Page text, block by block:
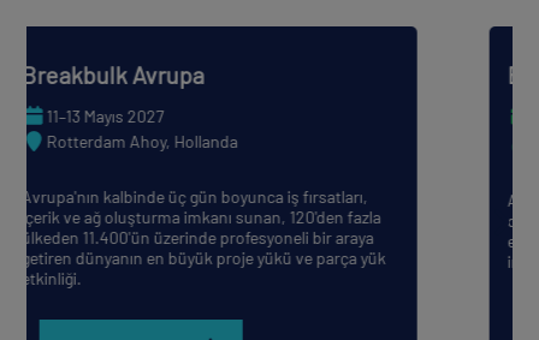
Breakbulk Amerika
22–23 Eylül 2026
George R. Brown Kongre Merkezi, Houston,
Amerika kıtasının önde gelen proje yükü etkinliği,
dünyanın enerji başkentinde düzenleniyor – bölgenin
en önemli proje kararlarının alındığı ve anlaşmaların
imzalandığı yer.